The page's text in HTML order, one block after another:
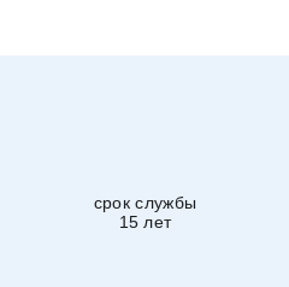
срок службы
15 лет